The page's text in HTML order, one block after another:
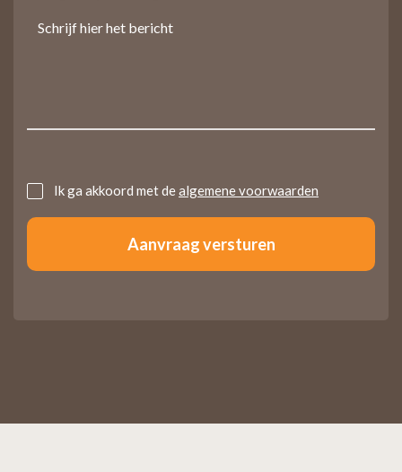
UntitledIk ga akkoord met dealgemene voorwaarden